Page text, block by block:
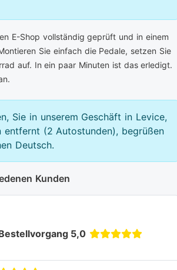
E-Shop vollständig geprüft und in einem
Sie einfach die Pedale, setzen Sie
auf. In ein paar Minuten ist das erledigt.
Sie in unserem Geschäft in Levice,
(2 Autostunden), begrüßen
Deutsch.
Kunden
5,0